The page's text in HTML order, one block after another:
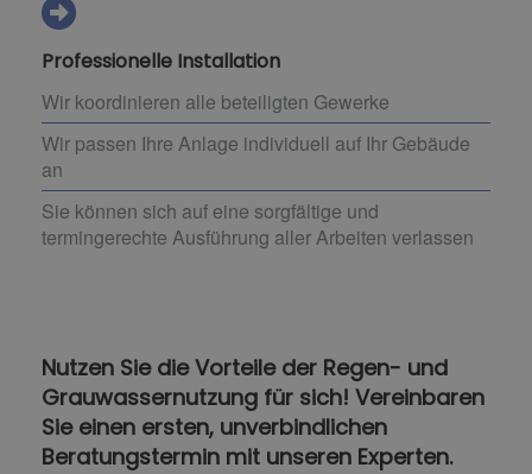
Professionelle Installation
Wir koordinieren alle beteiligten Gewerke
Wir passen Ihre Anlage individuell auf Ihr Gebäude
an
Sie können sich auf eine sorgfältige und
termingerechte Ausführung aller Arbeiten verlassen
Nutzen Sie die Vorteile der Regen- und
Grauwassernutzung für sich! Vereinbaren
Sie einen ersten, unverbindlichen
Beratungstermin mit unseren Experten.